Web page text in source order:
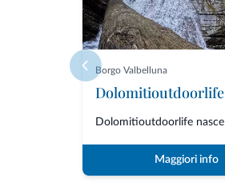
Borgo Valbelluna
Dolomitioutdoorlife
Maggiori info